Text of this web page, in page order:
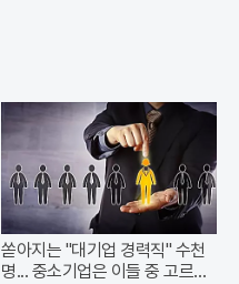
쏟아지는 "대기업 경력직" 수천
명... 중소기업은 이들 중 고르면